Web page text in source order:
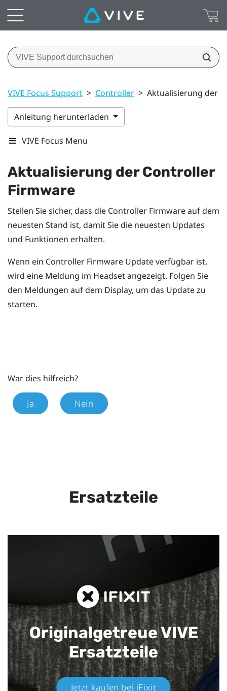
VIVE Focus Support > Controller > Aktualisierung der
Anleitung herunterladen
VIVE Focus Menu
Aktualisierung der Controller
Firmware
Stellen Sie sicher, dass die Controller Firmware auf dem
neuesten Stand ist, damit Sie die neuesten Updates
und Funktionen erhalten.
Wenn ein Controller Firmware Update verfügbar ist,
wird eine Meldung im Headset angezeigt. Folgen Sie
den Meldungen auf dem Display, um das Update zu
starten.
War dies hilfreich?
Ja Nein
Ersatzteile
Originalgetreue VIVE
Ersatzteile
Jetzt kaufen bei iFixit​